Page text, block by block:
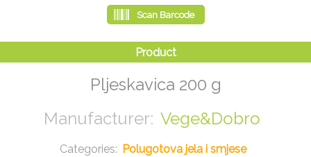
Pljeskavica 200 g
Vege&Dobro
Polugotova jela i smjese